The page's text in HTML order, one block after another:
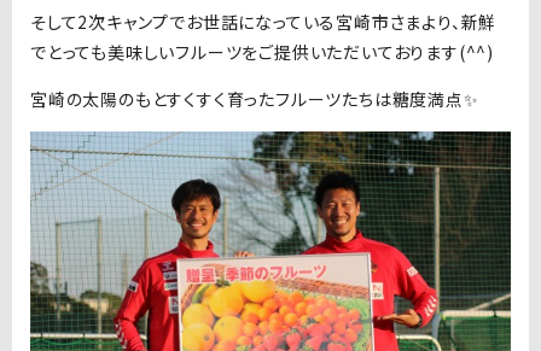
そして2次キャンプでお世話になっている宮崎市さまより、新鮮
でとっても美味しいフルーツをご提供いただいております(^^)
宮崎の太陽のもとすくすく育ったフルーツたちは糖度満点✨